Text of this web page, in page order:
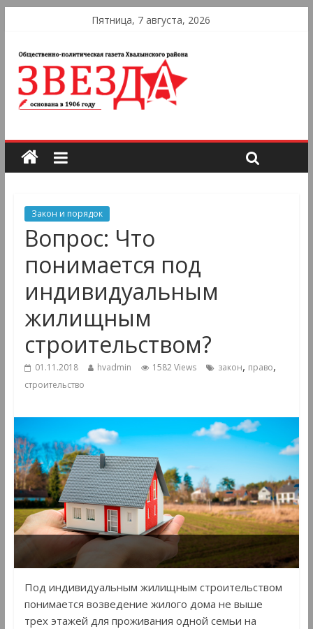
Пятница, 7 августа, 2026
Закон и порядок
Вопрос: Что
понимается под
индивидуальным
жилищным
строительством?
01.11.2018 hvadmin 1582 Views закон, право,
строительство
Под индивидуальным жилищным строительством
понимается возведение жилого дома не выше
трех этажей для проживания одной семьи на